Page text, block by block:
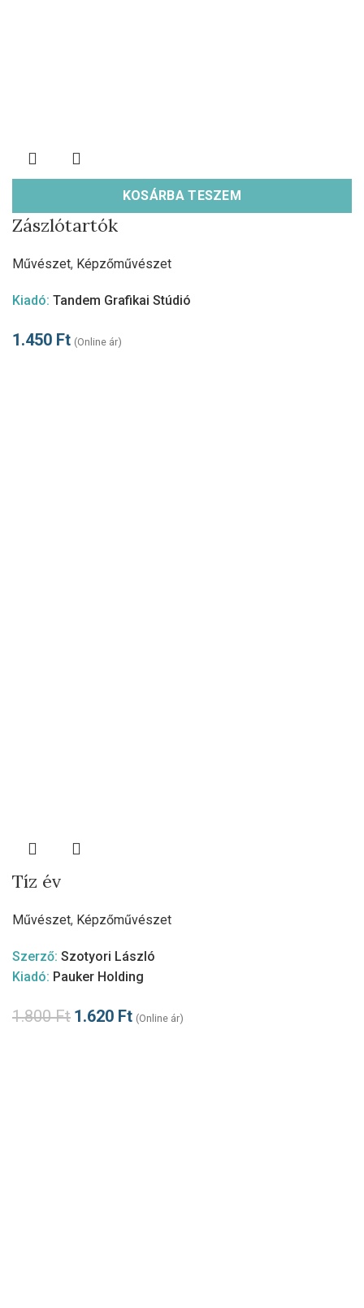
KOSÁRBA TESZEM
Zászlótartók
Művészet, Képzőművészet
Kiadó: Tandem Grafikai Stúdió
1.450 Ft (Online ár)
Tíz év
Művészet, Képzőművészet
Szerző: Szotyori László
Kiadó: Pauker Holding
1.800Ft 1.620 Ft (Online ár)